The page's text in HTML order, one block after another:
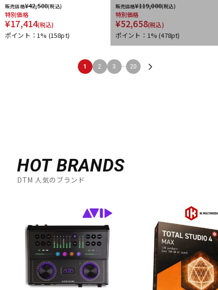
販売価格¥42,500(税込)
特別価格
¥17,414(税込)
ポイント：1% (158pt)
販売価格¥119,000(税込)
特別価格
¥52,658(税込)
ポイント：1%(478pt)
1 2 3 ... 20
HOT BRANDS
DTM 人気のブランド